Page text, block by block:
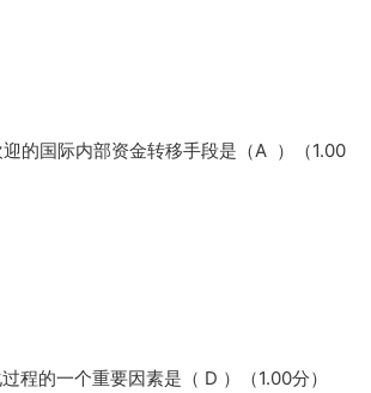
的国际内部资金转移手段是（A ）（1.00
程的一个重要因素是（ D ）（1.00分）